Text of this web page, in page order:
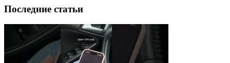
Последние статьи